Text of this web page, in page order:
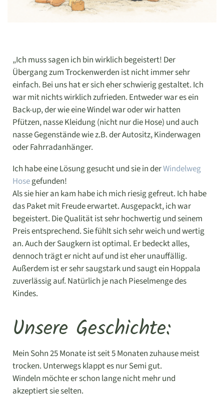
„Ich muss sagen ich bin wirklich begeistert! Der
Übergang zum Trockenwerden ist nicht immer sehr
einfach. Bei uns hat er sich eher schwierig gestaltet. Ich
war mit nichts wirklich zufrieden. Entweder war es ein
Back-up, der wie eine Windel war oder wir hatten
Pfützen, nasse Kleidung (nicht nur die Hose) und auch
nasse Gegenstände wie z.B. der Autositz, Kinderwagen
oder Fahrradanhänger.
Ich habe eine Lösung gesucht und sie in derWindelweg
Hosegefunden!
Als sie hier an kam habe ich mich riesig gefreut. Ich habe
das Paket mit Freude erwartet. Ausgepackt, ich war
begeistert. Die Qualität ist sehr hochwertig und seinem
Preis entsprechend. Sie fühlt sich sehr weich und wertig
an. Auch der Saugkern ist optimal. Er bedeckt alles,
dennoch trägt er nicht auf und ist eher unauffällig.
Außerdem ist er sehr saugstark und saugt ein Hoppala
zuverlässig auf. Natürlich je nach Pieselmenge des
Kindes.
Unsere Geschichte:
Mein Sohn 25 Monate ist seit 5 Monaten zuhause meist
trocken. Unterwegs klappt es nur Semi gut.
Windeln möchte er schon lange nicht mehr und
akzeptiert sie selten.